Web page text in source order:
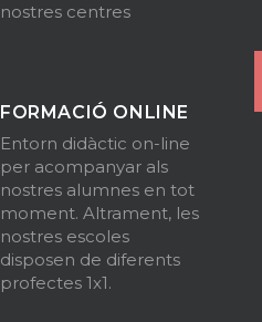
nostres centres
FORMACIÓ ONLINE
Entorn didàctic on-line
per acompanyar als
nostres alumnes en tot
moment. Altrament, les
nostres escoles
disposen de diferents
profectes 1x1.